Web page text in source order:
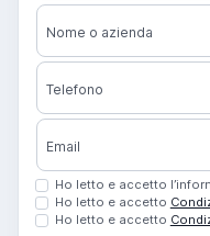
Nome o azienda
Telefono
Email
Ho letto e accetto
Ho letto e accetto
Ho letto e accetto